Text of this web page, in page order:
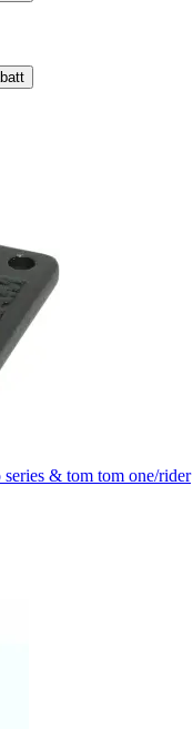
& tom tom one/rider